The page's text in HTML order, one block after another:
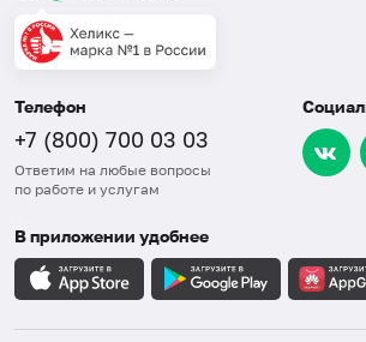
Телефон
+7 (800) 700 03 03
Ответим на любые вопросы
по работе и услугам
В приложении удобнее